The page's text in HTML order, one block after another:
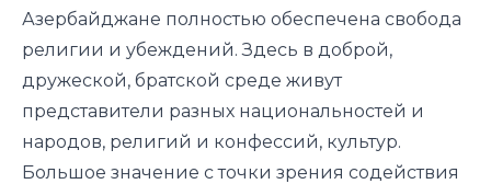
Азербайджане полностью обеспечена свобода
религии и убеждений. Здесь в доброй,
дружеской, братской среде живут
представители разных национальностей и
народов, религий и конфессий, культур.
Большое значение с точки зрения содействия